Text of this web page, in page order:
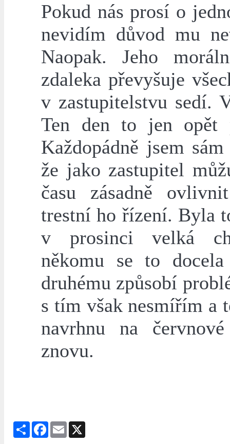
Pokud nás prosí o
nevidím důvod mu
Naopak. Jeho
zdaleka převyšuje
v zastupitelstvu sedí.
Ten den to jen opět
Každopádně jsem
že jako zastupitel
času zásadně
trestní ho řízení. Byla
v prosinci velká
někomu se to
druhému způsobí
s tím však nesmířím a
navrhnu na
znovu.
Share Facebook
Email